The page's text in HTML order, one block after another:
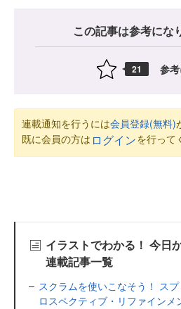
この記事は参考にな
21 参
連載通知を行うには会員登録(無料)
既に会員の方は ログインを行って
イラストでわかる！ 今日
連載記事一覧
スクラムを使いこなそう！ ス
ロスペクティブ・リファインメ